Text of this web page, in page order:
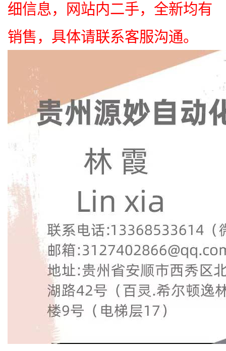
细信息，网站内二手，全新均有
销售，具体请联系客服沟通。